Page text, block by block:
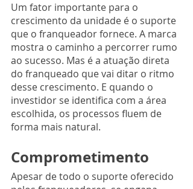
Um fator importante para o
crescimento da unidade é o suporte
que o franqueador fornece. A marca
mostra o caminho a percorrer rumo
ao sucesso. Mas é a atuação direta
do franqueado que vai ditar o ritmo
desse crescimento. E quando o
investidor se identifica com a área
escolhida, os processos fluem de
forma mais natural.
Comprometimento
Apesar de todo o suporte oferecido